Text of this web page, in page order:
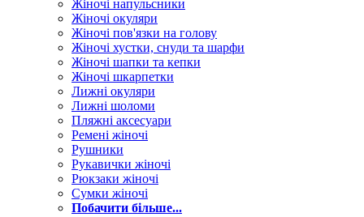
Жіночі напульсники
Жіночі окуляри
Жіночі пов'язки на голову
Жіночі хустки, снуди та шарфи
Жіночі шапки та кепки
Жіночі шкарпетки
Лижні окуляри
Лижні шоломи
Пляжні аксесуари
Ремені жіночі
Рушники
Рукавички жіночі
Рюкзаки жіночі
Сумки жіночі
Побачити більше...